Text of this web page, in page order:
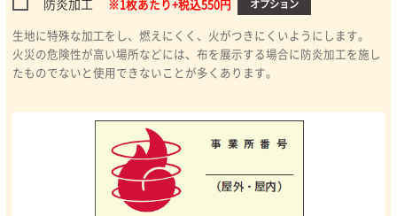
※1枚あたり+税込550円 オプション
生地に特殊な加工をし、燃えにくく、火がつきにくいようにします。
火災の危険性が高い場所などには、布を展示する場合に防炎加工を施し
たものでないと使用できないことが多くあります。